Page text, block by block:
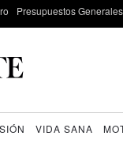
Presupuestos
VIDA SANA